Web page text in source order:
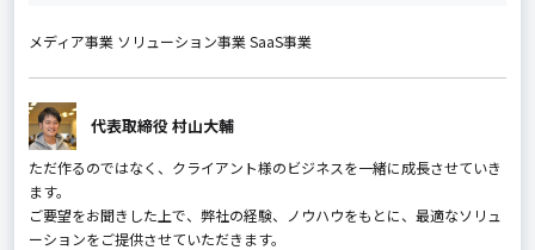
メディア事業 ソリューション事業 SaaS事業
代表取締役 村山大輔
ただ作るのではなく、クライアント様のビジネスを一緒に成長させていき
ます。
ご要望をお聞きした上で、弊社の経験、ノウハウをもとに、最適なソリュ
ーションをご提供させていただきます。